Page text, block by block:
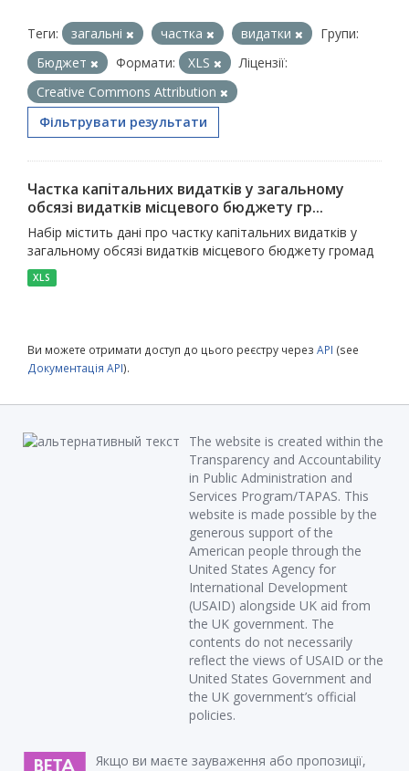
Теги: загальні частка видатки
Групи:
Бюджет
Формати: XLS
Ліцензії:
Creative Commons Attribution
Фільтрувати результати
Частка капітальних видатків у загальному
обсязі видатків місцевого бюджету гр...
Набір містить дані про частку капітальних видатків у
загальному обсязі видатків місцевого бюджету громад
XLS
Ви можете отримати доступ до цього реєстру через API (see
Документація API).
The website is created within the
Transparency and Accountability
in Public Administration and
Services Program/TAPAS. This
website is made possible by the
generous support of the
American people through the
United States Agency for
International Development
(USAID) alongside UK aid from
the UK government. The
contents do not necessarily
reflect the views of USAID or the
United States Government and
the UK government’s official
policies.
Якщо ви маєте зауваження або пропозиції,